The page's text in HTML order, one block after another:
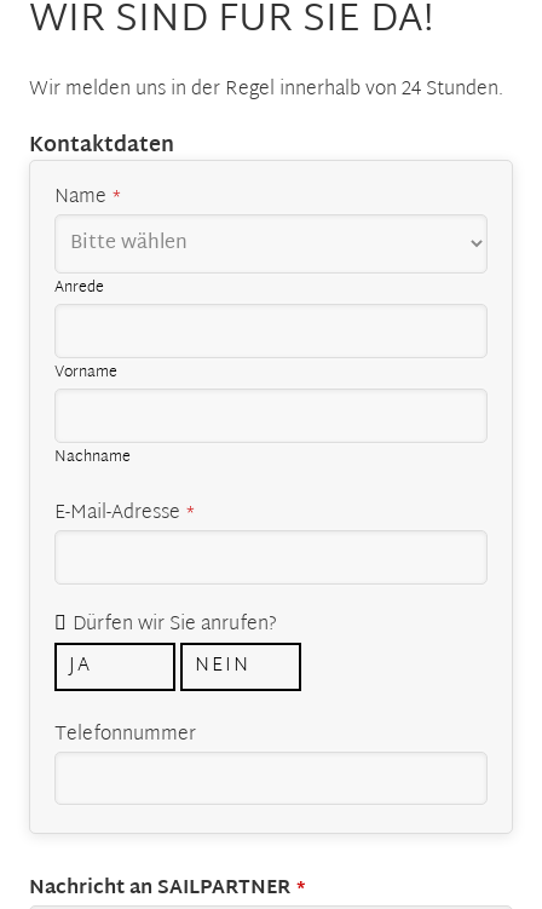
WIR SIND FÜR SIE DA!
Wir melden uns in der Regel innerhalb von 24 Stunden.
Email
Address*
Kontaktdaten
Name *
Anrede
Vorname
Nachname
E-Mail-Adresse *
Dürfen wir Sie anrufen?
JA
NEIN
Telefonnummer
Nachricht an SAILPARTNER*